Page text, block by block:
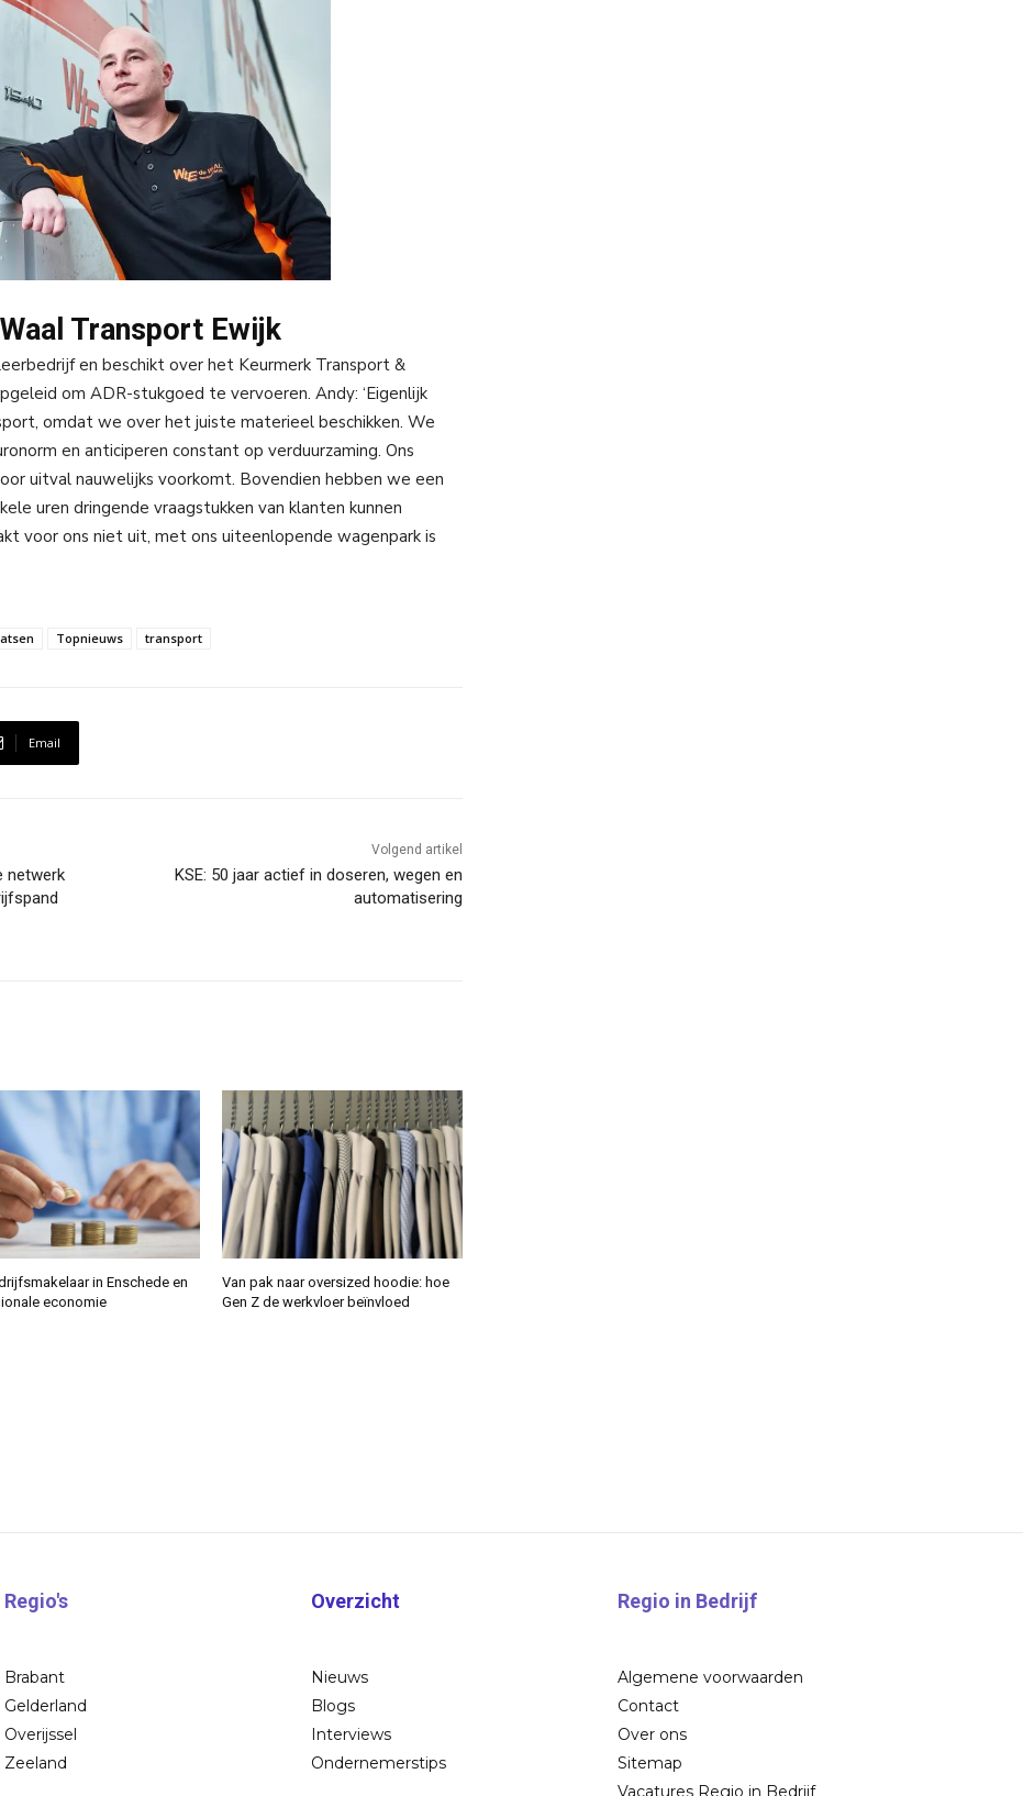
Transport Ewijk
en beschikt over het Keurmerk Transport &
om ADR-stukgoed te vervoeren. Andy: ‘Eigenlijk
omdat we over het juiste materieel beschikken. We
en anticiperen constant op verduurzaming. Ons
uitval nauwelijks voorkomt. Bovendien hebben we een
uren dringende vraagstukken van klanten kunnen
voor ons niet uit, met ons uiteenlopende wagenpark is
Topnieuws transport
Email
netwerk
Volgend artikel
KSE: 50 jaar actief in doseren, wegen en
automatisering
in Enschede en
economie
Van pak naar oversized hoodie: hoe
Gen Z de werkvloer beïnvloed
Regio's
Brabant
Gelderland
Overijssel
Zeeland
Overzicht
Nieuws
Blogs
Interviews
Ondernemerstips
Regio in Bedrijf
Algemene voorwaarden
Contact
Over ons
Sitemap